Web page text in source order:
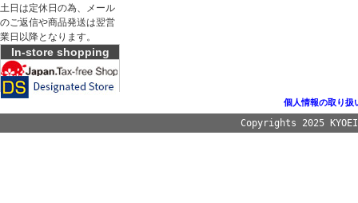
土日は定休日の為、メール
のご返信や商品発送は翌営
業日以降となります。
In-store shopping
個人情報の取り扱
Copyrights 2025